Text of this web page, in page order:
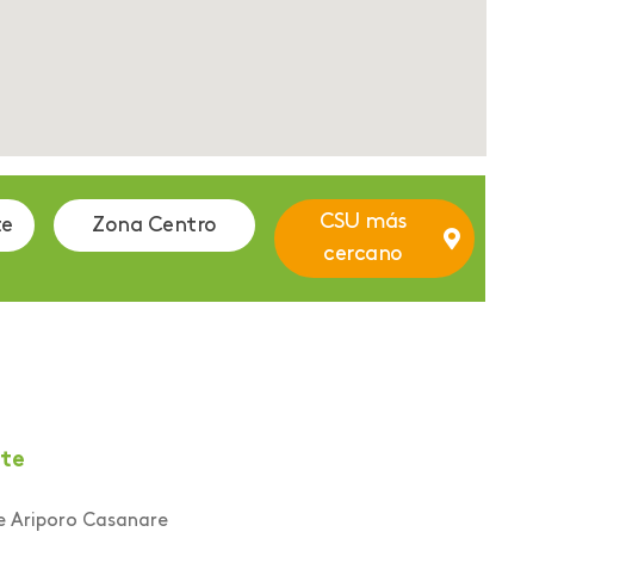
Zona Centro
CSU más
cercano
Ariporo Casanare